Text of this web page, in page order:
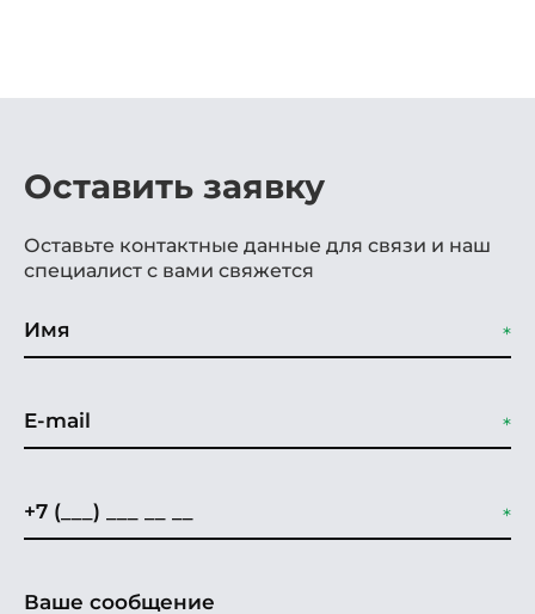
Оставить заявку
Оставьте контактные данные для связи и наш
специалист с вами свяжется